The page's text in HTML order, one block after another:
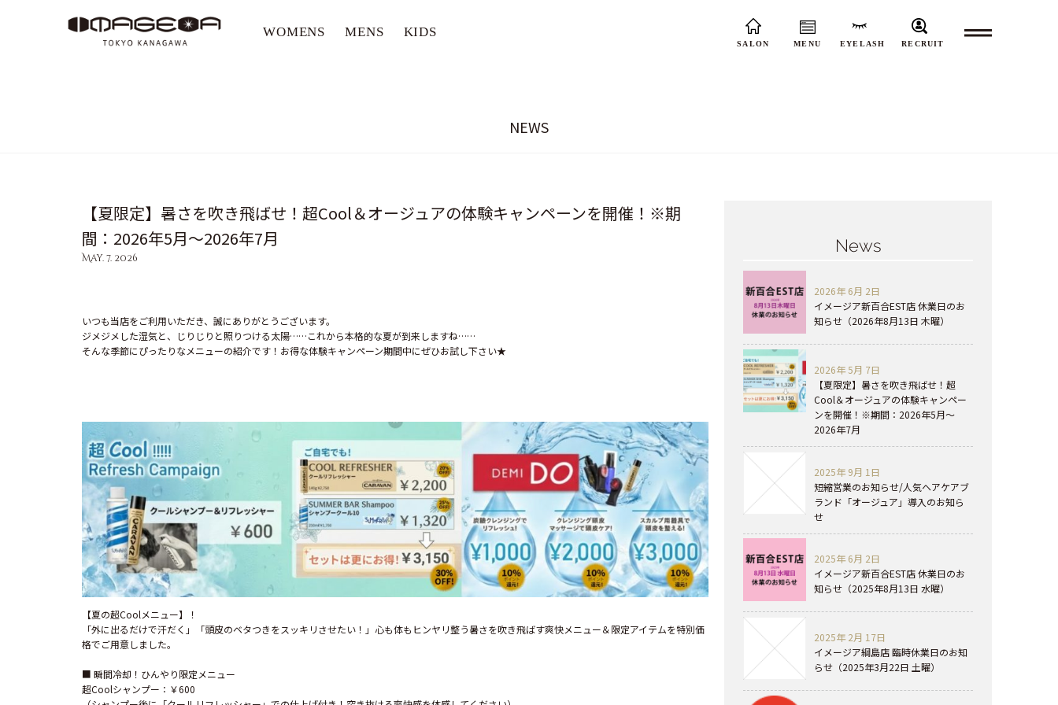
WOMENS MENS KIDS
SALON MENU EYELASH RECRUIT
NEWS
【夏限定】暑さを吹き飛ばせ！超Cool＆オージュアの体験キャンペーンを開催！※期
間：2026年5月～2026年7月
May. 7. 2026
いつも当店をご利用いただき、誠にありがとうございます。
ジメジメした湿気と、じりじりと照りつける太陽……これから本格的な夏が到来しますね……
そんな季節にぴったりなメニューの紹介です！お得な体験キャンペーン期間中にぜひお試し下さい★
【夏の超Coolメニュー】！
「外に出るだけで汗だく」「頭皮のベタつきをスッキリさせたい！」心も体もヒンヤリ整う暑さを吹き飛ばす爽快メニュー＆限定アイテムを特別価
格でご用意しました。
■ 瞬間冷却！ひんやり限定メニュー
超Coolシャンプー：￥600
News
2026年 6月 2日
イメージア新百合EST店 休業日のお
知らせ（2026年8月13日 木曜）
2026年 5月 7日
【夏限定】暑さを吹き飛ばせ！超
Cool＆オージュアの体験キャンペー
ンを開催！※期間：2026年5月～
2026年7月
2025年 9月 1日
短縮営業のお知らせ/人気ヘアケアブ
ランド「オージュア」導入のお知ら
せ
2025年 6月 2日
イメージア新百合EST店 休業日のお
知らせ（2025年8月13日 水曜）
2025年 2月 17日
イメージア綱島店 臨時休業日のお知
らせ（2025年3月22日 土曜）